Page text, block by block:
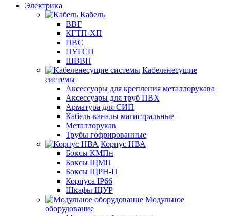
Электрика
Кабель
ВВГ
КГТП-ХП
ПВС
ПУГСП
ШВВП
Кабеленесущие
системы
Аксессуары для крепления металлорукава
Аксессуары для труб ПВХ
Арматура для СИП
Кабель-каналы магистральные
Металлорукав
Трубы гофрированные
Корпус НВА
Боксы КМПн
Боксы ЩМП
Боксы ЩРН-П
Корпуса IP66
Шкафы ЩУР
Модульное
оборудование